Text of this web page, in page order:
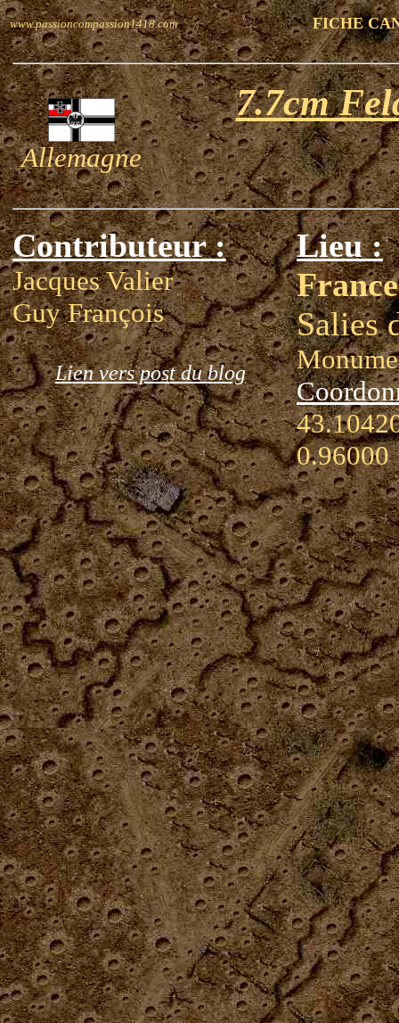
www.passioncompassion1418.com FICHE
Allemagne
7.7cm
Contributeur :
Jacques Valier
Guy François
Lien vers post du blog
Lieu :
France
Salies
0.96000